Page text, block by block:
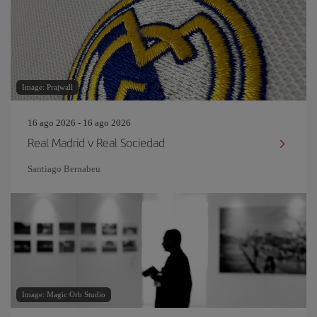
Image: Prajwall
16 ago 2026 - 16 ago 2026
Real Madrid v Real Sociedad
Santiago Bernabeu
Image: Magic Orb Studio